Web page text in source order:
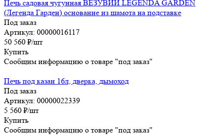
Печь садовая чугунная ВЕЗУВИЙ LEGENDA GARDEN
(Легенда Гарден) основание из шамота на подставке
Под заказ
Артикул: 00000016117
50 560 ₽/шт
Купить
Сообщим информацию о товаре "под заказ"
Печь под казан 16л, дверка, дымоход
Под заказ
Артикул: 00000022339
5 560 ₽/шт
Купить
Сообщим информацию о товаре "под заказ"